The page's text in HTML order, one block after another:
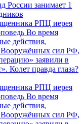
России занимает 1
РПЦ иерея
Во время
действия,
Вооружённых сил РФ,
заявили в
Колет правда глаза?
РПЦ иерея
Во время
действия,
Вооружённых сил РФ,